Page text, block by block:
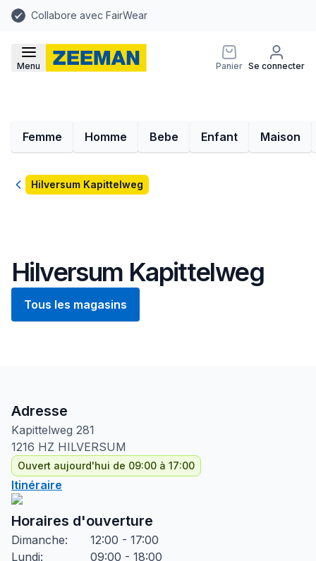
Collabore avec FairWear
Menu Panier Se connecter
Femme Homme Bebe Enfant Maison
RetourHilversum Kapittelweg
Hilversum Kapittelweg
Tous les magasins
Adresse
Kapittelweg 281
1216 HZ HILVERSUM
Ouvert aujourd'hui de 09:00 à 17:00
Itinéraire
Horaires d'ouverture
Dimanche:
12:00 - 17:00
Lundi:
09:00 - 18:00